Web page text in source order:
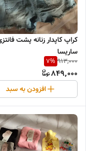
کراپ کاپدار زنانه پشت
ساریسا
913,000
7%
849,000
افزودن به سبد